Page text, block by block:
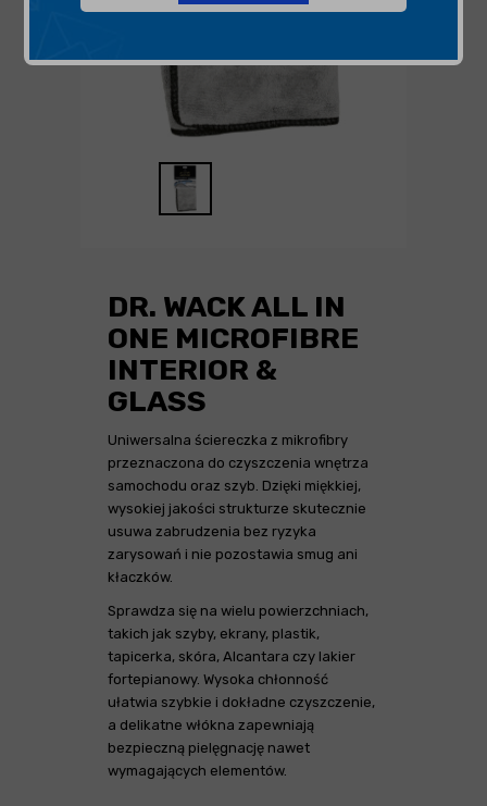
DR. WACK ALL IN
ONE MICROFIBRE
INTERIOR &
GLASS
Uniwersalna ściereczka z mikrofibry
przeznaczona do czyszczenia wnętrza
samochodu oraz szyb. Dzięki miękkiej,
wysokiej jakości strukturze skutecznie
usuwa zabrudzenia bez ryzyka
zarysowań i nie pozostawia smug ani
kłaczków.
Sprawdza się na wielu powierzchniach,
takich jak szyby, ekrany, plastik,
tapicerka, skóra, Alcantara czy lakier
fortepianowy. Wysoka chłonność
ułatwia szybkie i dokładne czyszczenie,
a delikatne włókna zapewniają
bezpieczną pielęgnację nawet
wymagających elementów.